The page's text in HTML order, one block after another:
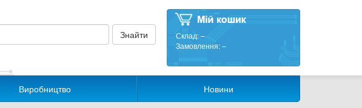
Склад:–
Замовлення:–
Виробництво Новини